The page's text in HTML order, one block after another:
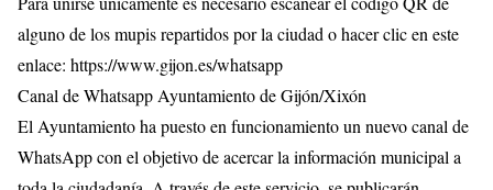
alguno de los mupis repartidos por la ciudad o hacer clic en este
enlace: https://www.gijon.es/whatsapp
Canal de Whatsapp Ayuntamiento de Gijón/Xixón
El Ayuntamiento ha puesto en funcionamiento un nuevo canal de
WhatsApp con el objetivo de acercar la información municipal a